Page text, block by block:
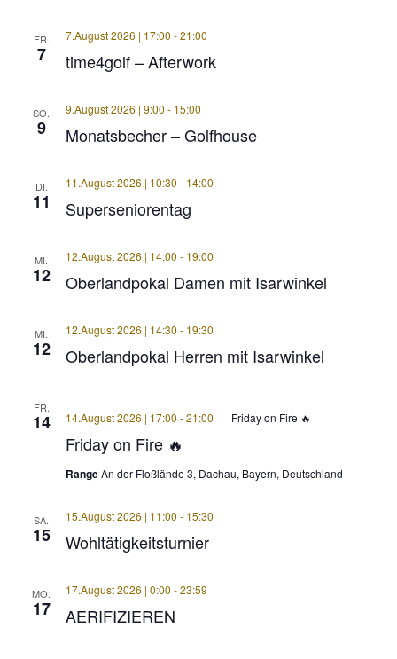
FR.
7 time4golf – Afterwork
7.August 2026 | 17:00 -21:00
SO.
9 Monatsbecher – Golfhouse
9.August 2026 | 9:00 - 15:00
DI.
11 Superseniorentag
11.August 2026 | 10:30 - 14:00
MI.
12 Oberlandpokal Damen mit Isarwinkel
12.August 2026 | 14:00 - 19:00
MI.
12 Oberlandpokal Herren mit Isarwinkel
12.August 2026 | 14:30 - 19:30
FR.
14
Friday on Fire 🔥
14.August 2026 | 17:00 -21:00 Friday on Fire 🔥
RangeAn der Floßlände 3, Dachau, Bayern, Deutschland
SA.
15 Wohltätigkeitsturnier
15.August 2026 | 11:00 - 15:30
MO.
17 AERIFIZIEREN
17.August 2026 | 0:00 -23:59